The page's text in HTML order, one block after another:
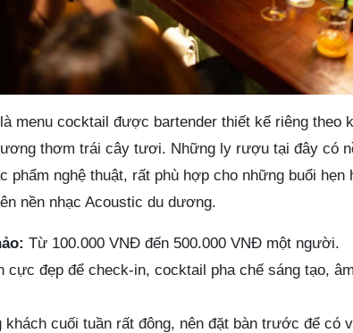
menu cocktail được bartender thiết kế riêng theo
thơm trái cây tươi. Những ly rượu tại đây có
nghệ thuật, rất phù hợp cho những buổi hẹn
nền nhạc Acoustic du dương.
Từ 100.000 VNĐ đến 500.000 VNĐ một người.
cực đẹp để check-in, cocktail pha chế sáng tạo,
khách cuối tuần rất đông, nên đặt bàn trước để có